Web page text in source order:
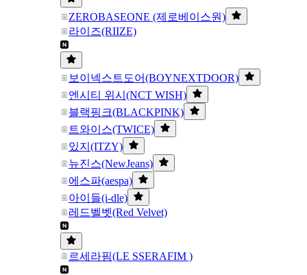
ZEROBASEONE (제로베이스원)
라이즈(RIIZE)
보이넥스트도어(BOYNEXTDOOR)
엔시티 위시(NCT WISH)
블랙핑크(BLACKPINK)
트와이스(TWICE)
있지(ITZY)
뉴진스(NewJeans)
에스파(aespa)
아이들(i-dle)
레드벨벳(Red Velvet)
르세라핌(LE SSERAFIM )